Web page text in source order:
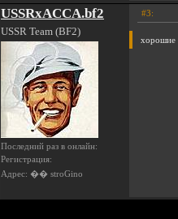
USSRxACCA.bf2
USSR Team (BF2)
Последний раз в онлайн:
Регистрация:
Адрес: �� stroGino
#3:
хорошие